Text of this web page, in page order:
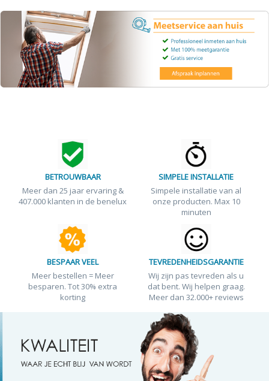
BETROUWBAAR
Meer dan 25 jaar ervaring &
407.000 klanten in de benelux
SIMPELE INSTALLATIE
Simpele installatie van al
onze producten. Max 10
minuten
BESPAAR VEEL
Meer bestellen = Meer
besparen. Tot 30% extra
korting
TEVREDENHEIDSGARANTIE
Wij zijn pas tevreden als u
dat bent. Wij helpen graag.
Meer dan 32.000+ reviews